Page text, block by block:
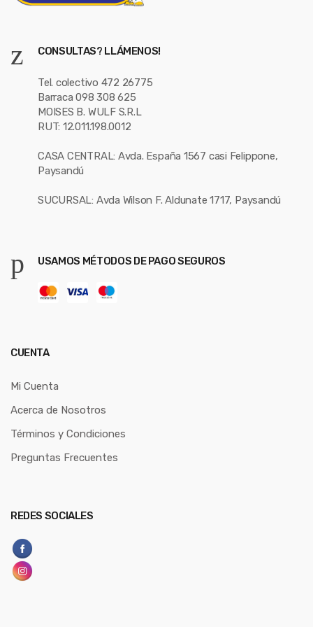
CONSULTAS? LLÁMENOS!
Tel. colectivo 472 26775
Barraca 098 308 625
MOISES B. WULF S.R.L
RUT: 12.011.198.0012
CASA CENTRAL: Avda. España 1567 casi Felippone,
Paysandú
SUCURSAL: Avda Wilson F. Aldunate 1717, Paysandú
USAMOS MÉTODOS DE PAGO SEGUROS
CUENTA
Mi Cuenta
Acerca de Nosotros
Términos y Condiciones
Preguntas Frecuentes
REDES SOCIALES